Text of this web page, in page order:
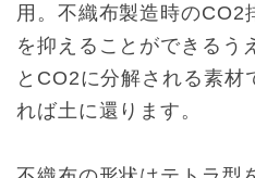
用。不織布製造時のCO2
を抑えることができるう
とCO2に分解される素材
れば土に還ります。